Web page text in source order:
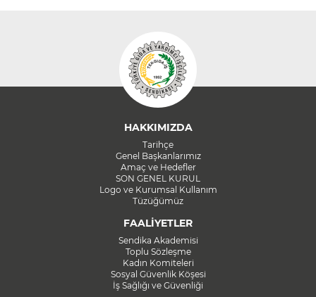
HAKKIMIZDA
Tarihçe
Genel Başkanlarımız
Amaç ve Hedefler
SON GENEL KURUL
Logo ve Kurumsal Kullanım
Tüzüğümüz
FAALİYETLER
Sendika Akademisi
Toplu Sözleşme
Kadın Komiteleri
Sosyal Güvenlik Köşesi
İş Sağlığı ve Güvenliği